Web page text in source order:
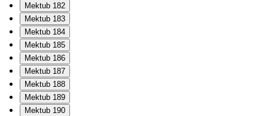
Mektub 182
Mektub 183
Mektub 184
Mektub 185
Mektub 186
Mektub 187
Mektub 188
Mektub 189
Mektub 190